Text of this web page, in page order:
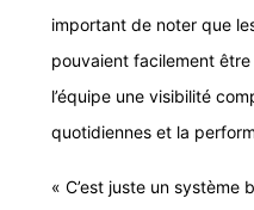
important de noter que
pouvaient facilement
l’équipe une visibilité
quotidiennes et la
« C’est juste un système